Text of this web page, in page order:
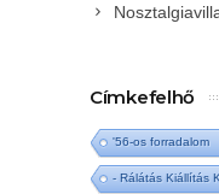
Címkefelhő
'56-os forradalom
- Rálátás Kiállítás